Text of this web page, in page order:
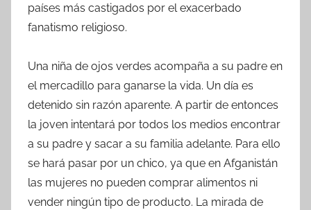
países más castigados por el exacerbado
fanatismo religioso.
Una niña de ojos verdes acompaña a su padre en
el mercadillo para ganarse la vida. Un día es
detenido sin razón aparente. A partir de entonces
la joven intentará por todos los medios encontrar
a su padre y sacar a su familia adelante. Para ello
se hará pasar por un chico, ya que en Afganistán
las mujeres no pueden comprar alimentos ni
vender ningún tipo de producto. La mirada de